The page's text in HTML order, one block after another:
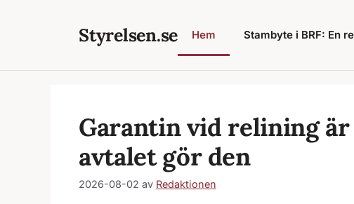
Styrelsen.se Hem Stambyte i BRF: En
Garantin vid relining är
avtalet gör den
2026-08-02 av Redaktionen